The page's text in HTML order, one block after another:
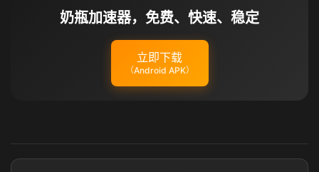
奶瓶加速器，免费、快速、稳定
立即下载
（Android APK）